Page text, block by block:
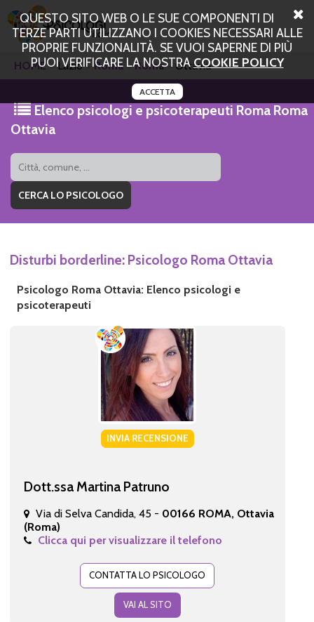
QUESTO SITO WEB O LE SUE COMPONENTI DI
TERZE PARTI UTILIZZANO I COOKIES NECESSARI ALLE
PROPRIE FUNZIONALITÀ. SE VUOI SAPERNE DI PIÙ
PUOI VERIFICARE LA NOSTRACOOKIE POLICY
ACCETTA
HOME Lazio Roma Roma Ottavia
Elenco psicologi e psicoterapeuti Roma Roma
Ottavia
Disturbi borderline: Psicologo Roma Ottavia
Psicologo Roma Ottavia: Elenco psicologi e
psicoterapeuti
INVIA RECENSIONE
Dott.ssa Martina Patruno
Via di Selva Candida, 45 - 00166 ROMA, Ottavia
(Roma)
Clicca qui per visualizzare il telefono
CONTATTA LO PSICOLOGO
VAI AL SITO